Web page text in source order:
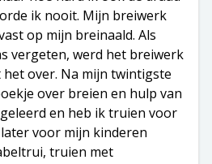
ik nooit. Mijn breiwerk
op mijn breinaald. Als
vergeten, werd het breiwerk
over. Na mijn twintigste
over breien en hulp van
en heb ik truien voor
voor mijn kinderen
truien met